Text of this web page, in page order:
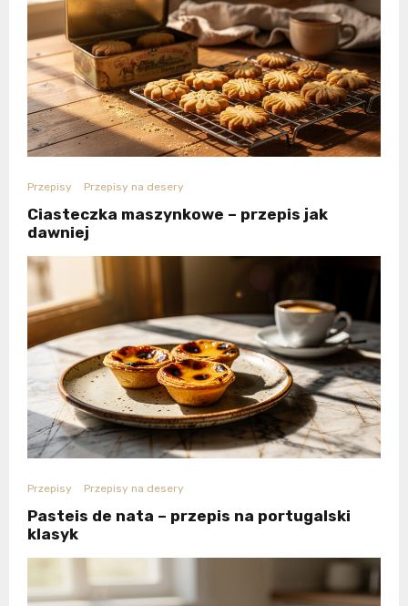
Przepisy Przepisy na desery
Ciasteczka maszynkowe – przepis jak
dawniej
Przepisy Przepisy na desery
Pasteis de nata – przepis na portugalski
klasyk